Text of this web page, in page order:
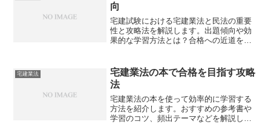
向
宅建試験における宅建業法と民法の重要
性と攻略法を解説します。出題傾向や効
果的な学習方法とは？合格への近道を探
宅建業法
宅建業法の本で合格を目指す攻略
法
宅建業法の本を使って効率的に学習する
方法を紹介します。おすすめの参考書や
学習のコツ、頻出テーマなどを解説しま